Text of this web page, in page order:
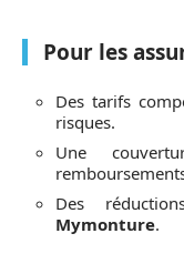
Pour les
Des tarifs
risques.
Une
Des
Mymonture.